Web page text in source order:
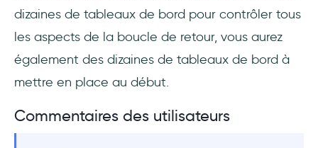
dizaines de tableaux de bord pour contrôler tous
les aspects de la boucle de retour, vous aurez
également des dizaines de tableaux de bord à
mettre en place au début.
Commentaires des utilisateurs